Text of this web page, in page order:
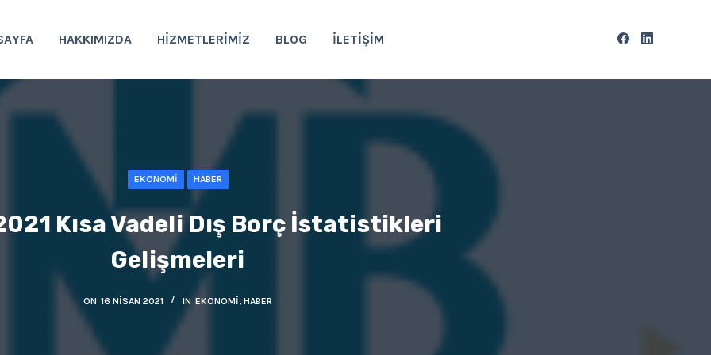
HAKKIMIZDA HIZMETLERIMIZ BLOG İLETIŞIM
EKONOMI HABER
Kısa Vadeli Dış Borç İstatistikleri
Gelişmeleri
ON 16 NISAN 2021 IN EKONOMI, HABER